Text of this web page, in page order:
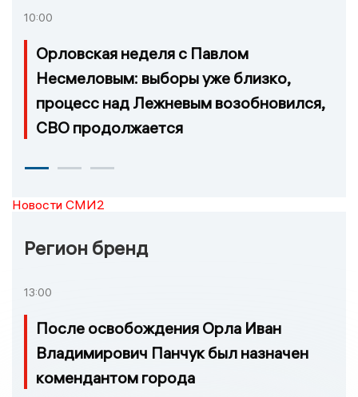
10:00
Орловская неделя с Павлом
Несмеловым: выборы уже близко,
процесс над Лежневым возобновился,
СВО продолжается
Новости СМИ2
Регион бренд
13:00
После освобождения Орла Иван
Владимирович Панчук был назначен
комендантом города